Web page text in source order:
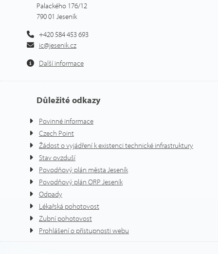
Palackého 176/12
790 01 Jeseník
+420 584 453 693
ic@jesenik.cz
Další informace
Důležité odkazy
Povinné informace
Czech Point
Žádost o vyjádření k existenci technické infrastruktury
Stav ovzduší
Povodňový plán města Jeseník
Povodňový plán ORP Jeseník
Odpady
Lékařská pohotovost
Zubní pohotovost
Prohlášení o přístupnosti webu